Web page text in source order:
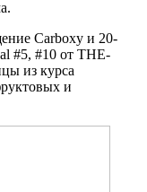
Carboxy и 20-
#5, #10 от THE-
из курса
и